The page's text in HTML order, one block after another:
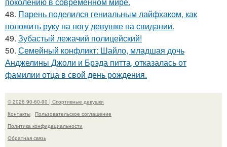
48. Парень поделился гениальным лайфхаком, как
положить руку на ногу девушке на свидании.
49. Зубастый лежачий полицейский!
50. Семейный конфликт: Шайло, младшая дочь
Анджелины Джоли и Брэда питта, отказалась от
фамилии отца в свой день рождения.
© 2026 90-60-90 | Спортивные девушки
Контакты
Пользовательское соглашение
Политика конфидециальности
Обратная связь